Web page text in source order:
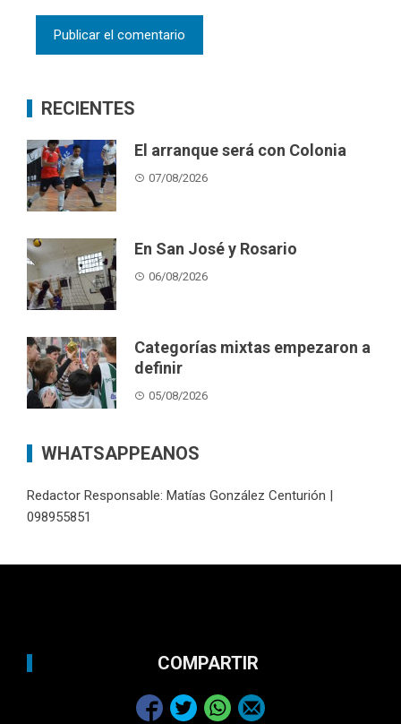
RECIENTES
El arranque será con Colonia
07/08/2026
En San José y Rosario
06/08/2026
Categorías mixtas empezaron a
definir
05/08/2026
WHATSAPPEANOS
Redactor Responsable: Matías González Centurión |
098955851
COMPARTIR